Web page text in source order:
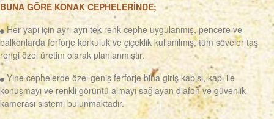
BUNA GÖRE KONAK CEPHELERİNDE;
Her yapı için ayrı ayrı tek renk cephe uygulanmış, pencere ve
balkonlarda ferforje korkuluk ve çiçeklik kullanılmış, tüm söveler taş
rengi özel üretim olarak planlanmıştır.
Yine cephelerde özel geniş ferforje bina giriş kapısı, kapı ile
konuşmayı ve renkli görüntü almayı sağlayan diafon ve güvenlik
kamerası sistemi bulunmaktadır.